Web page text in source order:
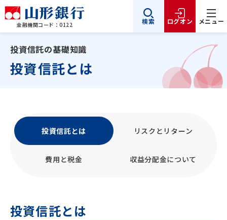
金融機関コード：0122 検索 ログオン メニュー
投資信託の基礎知識
投資信託とは
投資信託とは リスクとリターン
費用と税金 収益分配金について
投資信託とは